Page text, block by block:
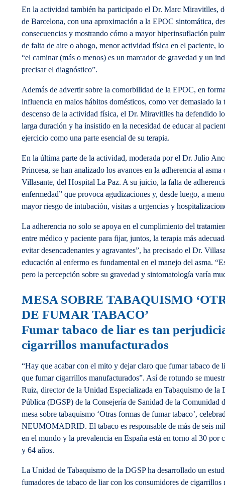
En la actividad también ha participado el Dr. Marc Miravitlles,
de Barcelona, con una aproximación a la EPOC sintomática,
consecuencias y mostrando cómo a mayor hiperinsuflación
de falta de aire o ahogo, menor actividad física en el paciente,
“el caminar (más o menos) es un marcador de gravedad y un
precisar el diagnóstico”.
Además de advertir sobre la comorbilidad de la EPOC, en
influencia en malos hábitos domésticos, como ver demasiado la
descenso de la actividad física, el Dr. Miravitlles ha defendido
larga duración y ha insistido en la necesidad de educar al
ejercicio como una parte esencial de su terapia.
En la última parte de la actividad, moderada por el Dr. Julio
Princesa, se han analizado los avances en la adherencia al
Villasante, del Hospital La Paz. A su juicio, la falta de
enfermedad” que provoca agudizaciones y, desde luego, a
mayor riesgo de intubación, visitas a urgencias y
La adherencia no solo se apoya en el cumplimiento del
entre médico y paciente para fijar, juntos, la terapia más
evitar desencadenantes y agravantes”, ha precisado el Dr.
educación al enfermo es fundamental en el manejo del asma.
pero la percepción sobre su gravedad y sintomatología varía
MESA SOBRE TABAQUISMO
DE FUMAR TABACO’
Fumar tabaco de liar es tan
cigarrillos manufacturados
“Hay que acabar con el mito y dejar claro que fumar tabaco de
que fumar cigarrillos manufacturados”. Así de rotundo se
Ruiz, director de la Unidad Especializada en Tabaquismo de la
Pública (DGSP) de la Consejería de Sanidad de la Comunidad
mesa sobre tabaquismo ‘Otras formas de fumar tabaco’,
NEUMOMADRID. El tabaco es responsable de más de seis
en el mundo y la prevalencia en España está en torno al 30 por
y 64 años.
La Unidad de Tabaquismo de la DGSP ha desarrollado un
fumadores de tabaco de liar con los consumidores de cigarrillos